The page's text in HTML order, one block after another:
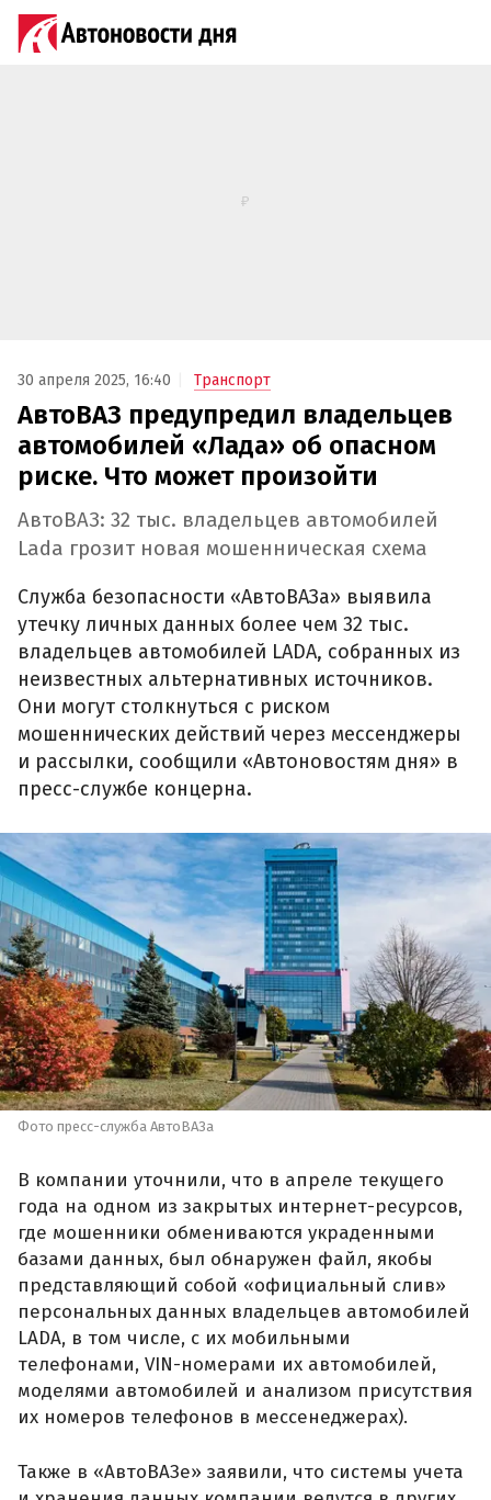
30 апреля 2025, 16:40 Транспорт
АвтоВАЗ предупредил владельцев
автомобилей «Лада» об опасном
риске. Что может произойти
АвтоВАЗ: 32 тыс. владельцев автомобилей
Lada грозит новая мошенническая схема
Служба безопасности «АвтоВАЗа» выявила
утечку личных данных более чем 32 тыс.
владельцев автомобилей LADA, собранных из
неизвестных альтернативных источников.
Они могут столкнуться с риском
мошеннических действий через мессенджеры
и рассылки, сообщили «Автоновостям дня» в
пресс-службе концерна.
Фото пресс-служба АвтоВАЗа
В компании уточнили, что в апреле текущего
года на одном из закрытых интернет-ресурсов,
где мошенники обмениваются украденными
базами данных, был обнаружен файл, якобы
представляющий собой «официальный слив»
персональных данных владельцев автомобилей
LADA, в том числе, с их мобильными
телефонами, VIN-номерами их автомобилей,
моделями автомобилей и анализом присутствия
их номеров телефонов в мессенеджерах).
Также в «АвтоВАЗе» заявили, что системы учета